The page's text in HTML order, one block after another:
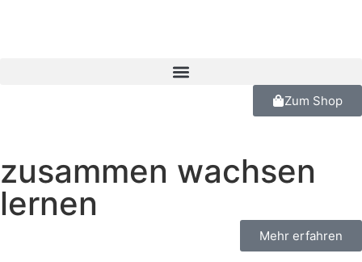
Zum Shop
zusammen wachsen
lernen
Mehr erfahren